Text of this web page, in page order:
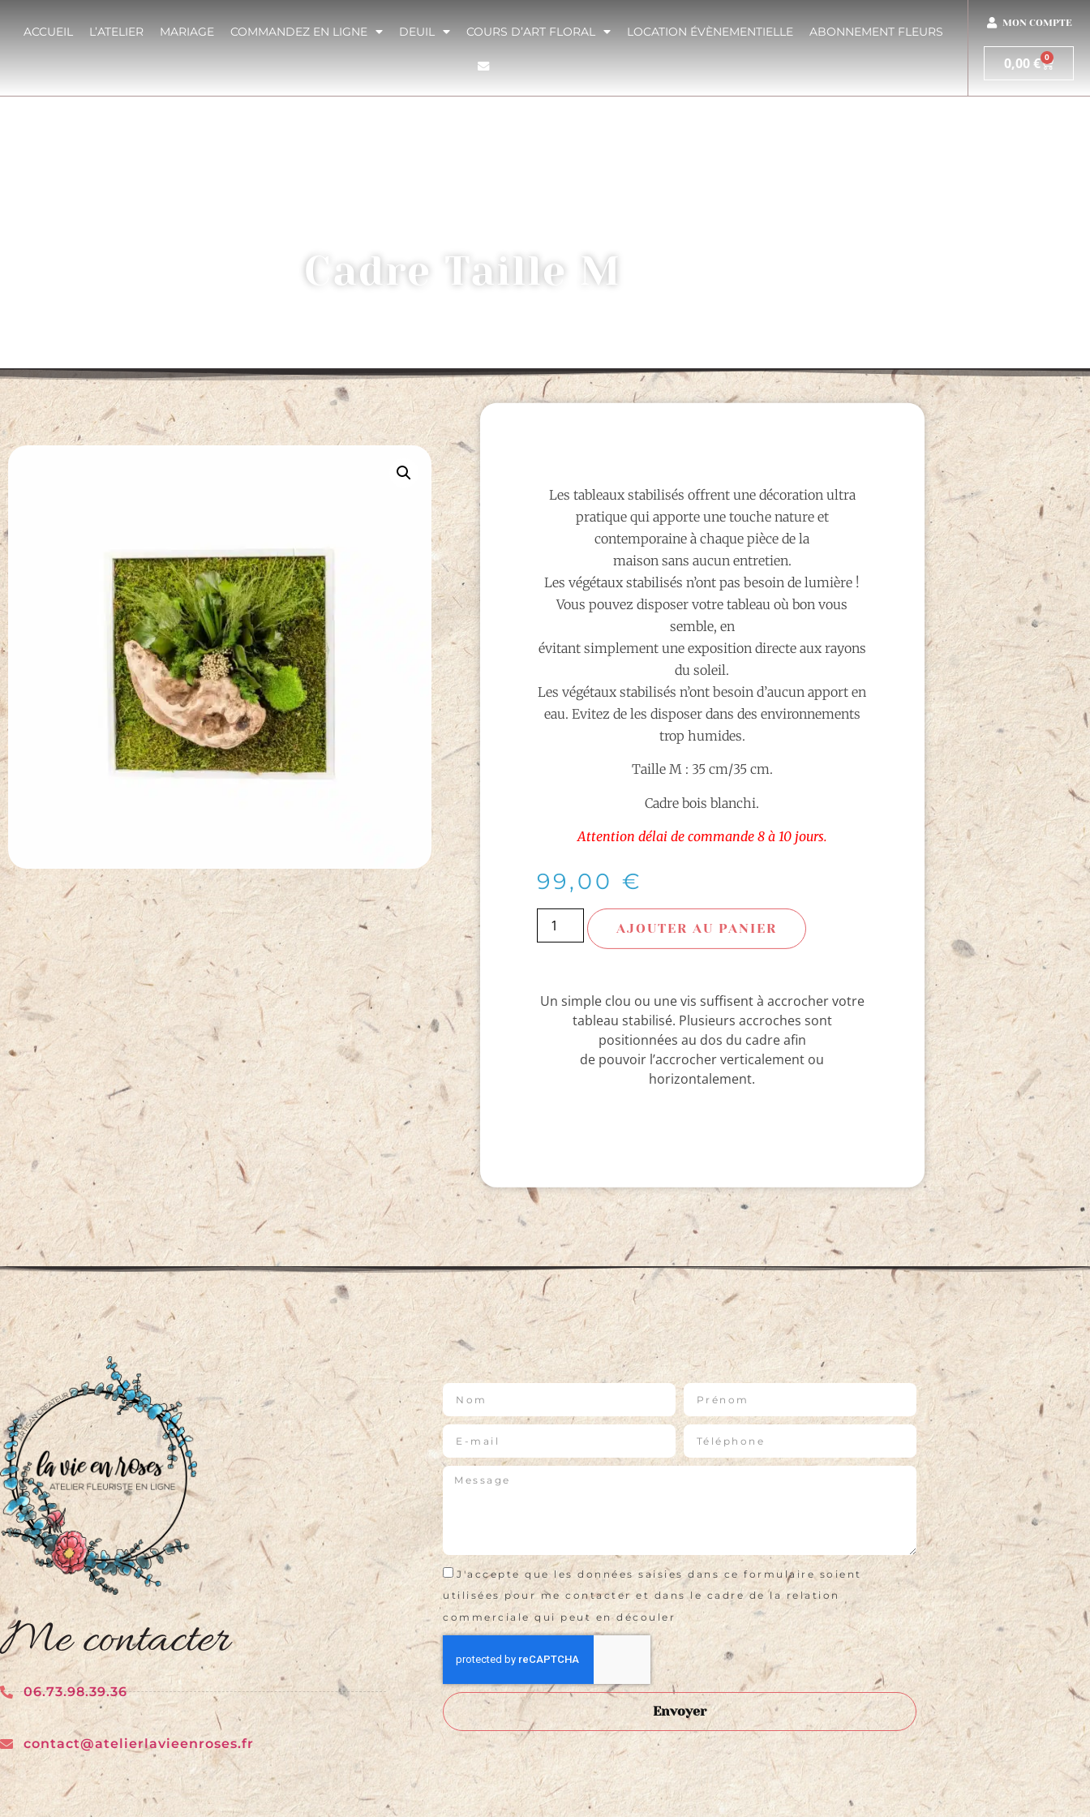
ACCUEIL L’ATELIER MARIAGE COMMANDEZ EN LIGNE DEUIL COURS D’ART FLORAL LOCATION ÉVÈNEMENTIELLE ABONNEMENT FLEURS
MON COMPTE
0,00€ 0
Cadre Taille M
Les tableaux stabilisés offrent une décoration ultra
pratique qui apporte une touche nature et
contemporaine à chaque pièce de la
maison sans aucun entretien.
Les végétaux stabilisés n’ont pas besoin de lumière !
Vous pouvez disposer votre tableau où bon vous
semble, en
évitant simplement une exposition directe aux rayons
du soleil.
Les végétaux stabilisés n’ont besoin d’aucun apport en
eau. Evitez de les disposer dans des environnements
trop humides.
Taille M : 35 cm/35 cm.
Cadre bois blanchi.
Attention délai de commande 8 à 10 jours.
99,00 €
AJOUTER AU PANIER
Un simple clou ou une vis suffisent à accrocher votre
tableau stabilisé. Plusieurs accroches sont
positionnées au dos du cadre afin
de pouvoir l’accrocher verticalement ou
horizontalement.
Me contacter
06.73.98.39.36
contact@atelierlavieenroses.fr
J'accepte que les données saisies dans ce formulaire soient
utilisées pour me contacter et dans le cadre de la relation
commerciale qui peut en découler
Envoyer